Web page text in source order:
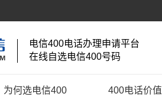
电信400电话办理申请平台
在线自选电信400号码
为何选电信400 400电话价值